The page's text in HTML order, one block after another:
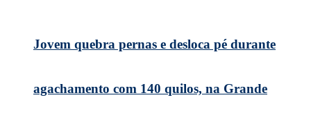
Jovem quebra pernas e desloca pé durante
agachamento com 140 quilos, na Grande